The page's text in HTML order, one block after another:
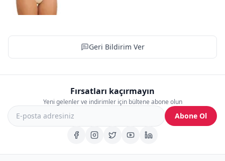
Geri Bildirim Ver
Fırsatları kaçırmayın
Yeni gelenler ve indirimler için bültene abone olun
Abone Ol